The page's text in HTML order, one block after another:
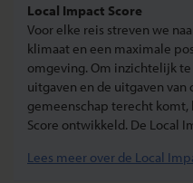
Local Impact Score
Voor elke reis streven we
klimaat en een maximale
omgeving. Om inzichtelijk
uitgaven en de uitgaven
gemeenschap terecht
Score ontwikkeld. De Local
Lees meer over de Local